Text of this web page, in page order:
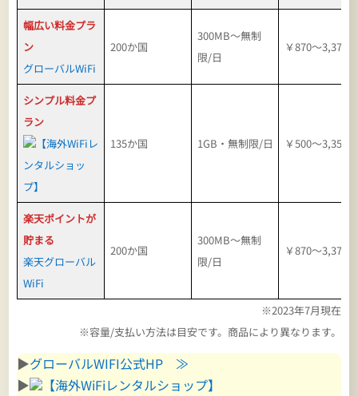
幅広い料金プラ
ン
グローバルWiFi
200か国
300MB～無制
限/日
￥870～3,370
シンプル料金プ
ラン
【海外WiFiレ
ンタルショッ
プ】
135か国 1GB・無制限/日 ￥500～3,350
楽天ポイントが
貯まる
楽天グローバル
WiFi
200か国
300MB～無制
限/日
￥870～3,370
※2023年7月現在
※容量/支払い方法は目安です。商品により異なります。
▶グローバルWIFI公式HP ≫
▶
【海外WiFiレンタルショップ】